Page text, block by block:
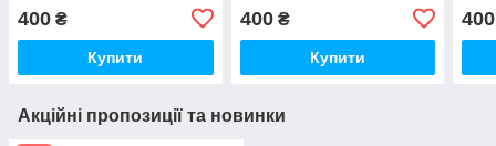
400 ₴
Купити
400₴
Купити
400
Акційні пропозиції та новинки